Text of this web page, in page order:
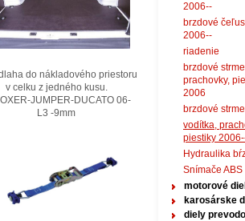
2006--
brzdové
2006--
riadenie
brzdové
prachovky,
2006
brzdové
vodítka,
piestiky
Hydraulika
Snímače ABS
motorové
karosárske
diely
do nákladového priestoru
z jedného kusu.
JUMPER-DUCATO 06-
-9mm